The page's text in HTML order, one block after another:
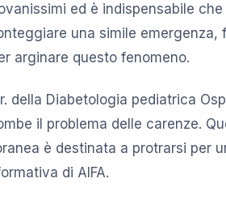
ed è indispensabile che
una simile emergenza,
arginare questo fenomeno.
della Diabetologia pediatrica
il problema delle carenze.
è destinata a protrarsi per
di AIFA.